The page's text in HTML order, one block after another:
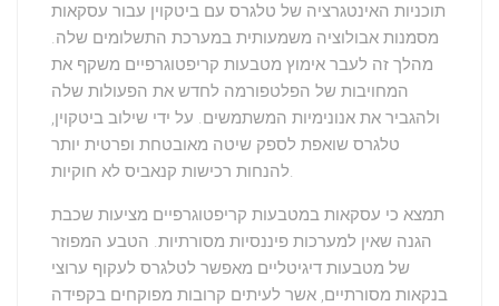
תוכניות האינטגרציה של טלגרס עם ביטקוין עבור עסקאות
מסמנות אבולוציה משמעותית במערכת התשלומים שלה.
מהלך זה לעבר אימוץ מטבעות קריפטוגרפיים משקף את
המחויבות של הפלטפורמה לחדש את הפעולות שלה
ולהגביר את אנונימיות המשתמשים. על ידי שילוב ביטקוין,
טלגרס שואפת לספק שיטה מאובטחת ופרטית יותר
להנחות רכישות קנאביס לא חוקיות .
תמצא כי עסקאות במטבעות קריפטוגרפיים מציעות שכבת
הגנה שאין למערכות פיננסיות מסורתיות. הטבע המפוזר
של מטבעות דיגיטליים מאפשר לטלגרס לעקוף ערוצי
בנקאות מסורתיים, אשר לעיתים קרובות מפוקחים בקפידה